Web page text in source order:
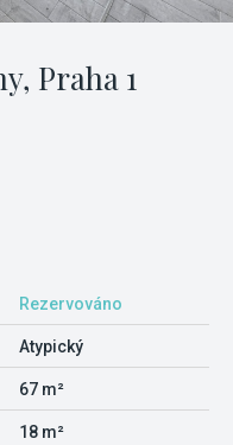
Praha 1
Rezervováno
Atypický
67 m²
18 m²